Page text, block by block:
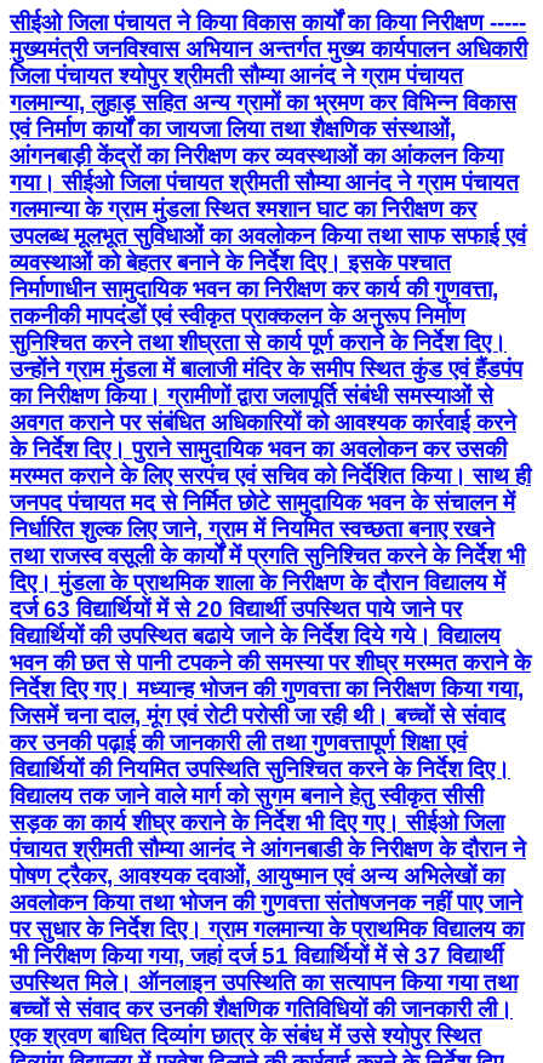
आंगनबाड़ी केंद्रों का निरीक्षण कर व्यवस्थाओं का आंकलन किया
गया। सीईओ जिला पंचायत श्रीमती सौम्या आनंद ने ग्राम पंचायत
गलमान्या के ग्राम मुंडला स्थित श्मशान घाट का निरीक्षण कर
उपलब्ध मूलभूत सुविधाओं का अवलोकन किया तथा साफ सफाई एवं
व्यवस्थाओं को बेहतर बनाने के निर्देश दिए। इसके पश्चात
निर्माणाधीन सामुदायिक भवन का निरीक्षण कर कार्य की गुणवत्ता,
तकनीकी मापदंडों एवं स्वीकृत प्राक्कलन के अनुरूप निर्माण
सुनिश्चित करने तथा शीघ्रता से कार्य पूर्ण कराने के निर्देश दिए।
उन्होंने ग्राम मुंडला में बालाजी मंदिर के समीप स्थित कुंड एवं हैंडपंप
का निरीक्षण किया। ग्रामीणों द्वारा जलापूर्ति संबंधी समस्याओं से
अवगत कराने पर संबंधित अधिकारियों को आवश्यक कार्रवाई करने
के निर्देश दिए। पुराने सामुदायिक भवन का अवलोकन कर उसकी
मरम्मत कराने के लिए सरपंच एवं सचिव को निर्देशित किया। साथ ही
जनपद पंचायत मद से निर्मित छोटे सामुदायिक भवन के संचालन में
निर्धारित शुल्क लिए जाने, ग्राम में नियमित स्वच्छता बनाए रखने
तथा राजस्व वसूली के कार्यों में प्रगति सुनिश्चित करने के निर्देश भी
दिए। मुंडला के प्राथमिक शाला के निरीक्षण के दौरान विद्यालय में
दर्ज 63 विद्यार्थियों में से 20 विद्यार्थी उपस्थित पाये जाने पर
विद्यार्थियों की उपस्थित बढाये जाने के निर्देश दिये गये। विद्यालय
भवन की छत से पानी टपकने की समस्या पर शीघ्र मरम्मत कराने के
निर्देश दिए गए। मध्यान्ह भोजन की गुणवत्ता का निरीक्षण किया गया,
जिसमें चना दाल, मूंग एवं रोटी परोसी जा रही थी। बच्चों से संवाद
कर उनकी पढ़ाई की जानकारी ली तथा गुणवत्तापूर्ण शिक्षा एवं
विद्यार्थियों की नियमित उपस्थिति सुनिश्चित करने के निर्देश दिए।
विद्यालय तक जाने वाले मार्ग को सुगम बनाने हेतु स्वीकृत सीसी
सड़क का कार्य शीघ्र कराने के निर्देश भी दिए गए। सीईओ जिला
पंचायत श्रीमती सौम्या आनंद ने आंगनबाडी के निरीक्षण के दौरान ने
पोषण ट्रैकर, आवश्यक दवाओं, आयुष्मान एवं अन्य अभिलेखों का
अवलोकन किया तथा भोजन की गुणवत्ता संतोषजनक नहीं पाए जाने
पर सुधार के निर्देश दिए। ग्राम गलमान्या के प्राथमिक विद्यालय का
भी निरीक्षण किया गया, जहां दर्ज 51 विद्यार्थियों में से 37 विद्यार्थी
उपस्थित मिले। ऑनलाइन उपस्थिति का सत्यापन किया गया तथा
बच्चों से संवाद कर उनकी शैक्षणिक गतिविधियों की जानकारी ली।
एक श्रवण बाधित दिव्यांग छात्र के संबंध में उसे श्योपुर स्थित
दिव्यांग विद्यालय में प्रवेश दिलाने की कार्रवाई करने के निर्देश दिए
गए। विद्यालय के पुस्तक वितरण, रसोईघर एवं मध्यान्ह भोजन
व्यवस्था का निरीक्षण कर विद्यार्थियों की उपस्थिति बढ़ाने तथा
गुणवत्तापूर्ण शिक्षा सुनिश्चित करने के निर्देश दिए। विद्यालय परिसर
की साफ-सफाई के लिए भी सरपंच को निर्देशित किया गया। ग्राम
पंचायत गलमान्या के पंचायत भवन में संचालित आंगनबाड़ी केंद्र का